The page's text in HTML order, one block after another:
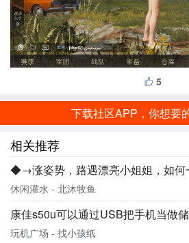
5
下载社区APP，你想要
相关推荐
◆→涨姿势，路遇漂亮小姐姐，如
休闲灌水 - 北沐牧鱼
康佳s50u可以通过USB把手机当做
玩机广场 - 找小孩纸